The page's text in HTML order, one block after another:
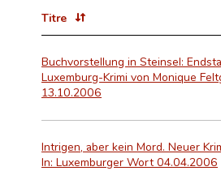
Titre
Buchvorstellung in Steinsel:
Luxemburg-Krimi von Monique
13.10.2006
Intrigen, aber kein Mord. Neuer
In: Luxemburger Wort 04.04.2006